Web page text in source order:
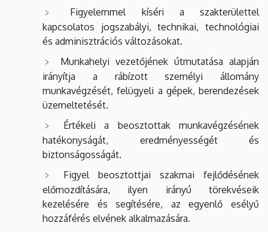
Figyelemmel kíséri a szakterülettel
kapcsolatos jogszabályi, technikai, technológiai
és adminisztrációs változásokat.
Munkahelyi vezetőjének útmutatása alapján
irányítja a rábízott személyi állomány
munkavégzését, felügyeli a gépek, berendezések
üzemeltetését.
Értékeli a beosztottak munkavégzésének
hatékonyságát, eredményességét és
biztonságosságát.
Figyel beosztottjai szakmai fejlődésének
előmozdítására, ilyen irányú törekvéseik
kezelésére és segítésére, az egyenlő esélyű
hozzáférés elvének alkalmazására.